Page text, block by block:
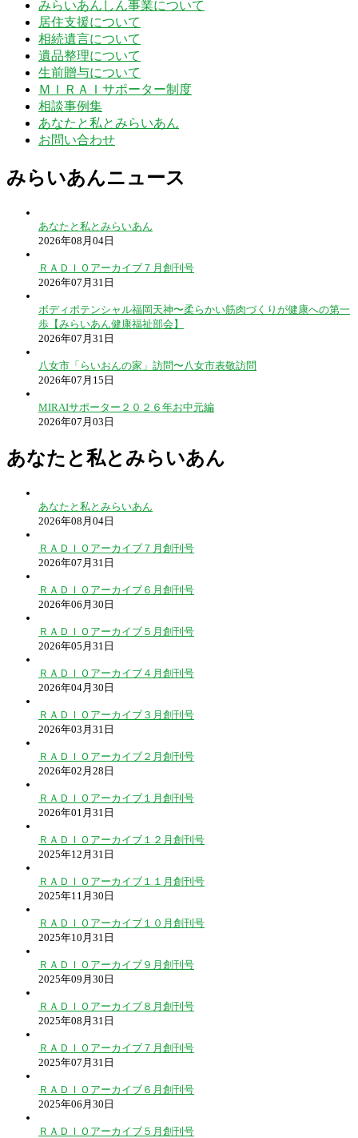
みらいあんしん事業について
居住支援について
相続遺言について
遺品整理について
生前贈与について
ＭＩＲＡＩサポーター制度
相談事例集
あなたと私とみらいあん
お問い合わせ
みらいあんニュース
あなたと私とみらいあん
2026年08月04日
ＲＡＤＩＯアーカイブ７月創刊号
2026年07月31日
ボディポテンシャル福岡天神〜柔らかい筋肉づくりが健康への第一
歩【みらいあん健康福祉部会】
2026年07月31日
八女市「らいおんの家」訪問〜八女市表敬訪問
2026年07月15日
MIRAIサポーター２０２６年お中元編
2026年07月03日
あなたと私とみらいあん
あなたと私とみらいあん
2026年08月04日
ＲＡＤＩＯアーカイブ７月創刊号
2026年07月31日
ＲＡＤＩＯアーカイブ６月創刊号
2026年06月30日
ＲＡＤＩＯアーカイブ５月創刊号
2026年05月31日
ＲＡＤＩＯアーカイブ４月創刊号
2026年04月30日
ＲＡＤＩＯアーカイブ３月創刊号
2026年03月31日
ＲＡＤＩＯアーカイブ２月創刊号
2026年02月28日
ＲＡＤＩＯアーカイブ１月創刊号
2026年01月31日
ＲＡＤＩＯアーカイブ１２月創刊号
2025年12月31日
ＲＡＤＩＯアーカイブ１１月創刊号
2025年11月30日
ＲＡＤＩＯアーカイブ１０月創刊号
2025年10月31日
ＲＡＤＩＯアーカイブ９月創刊号
2025年09月30日
ＲＡＤＩＯアーカイブ８月創刊号
2025年08月31日
ＲＡＤＩＯアーカイブ７月創刊号
2025年07月31日
ＲＡＤＩＯアーカイブ６月創刊号
2025年06月30日
ＲＡＤＩＯアーカイブ５月創刊号